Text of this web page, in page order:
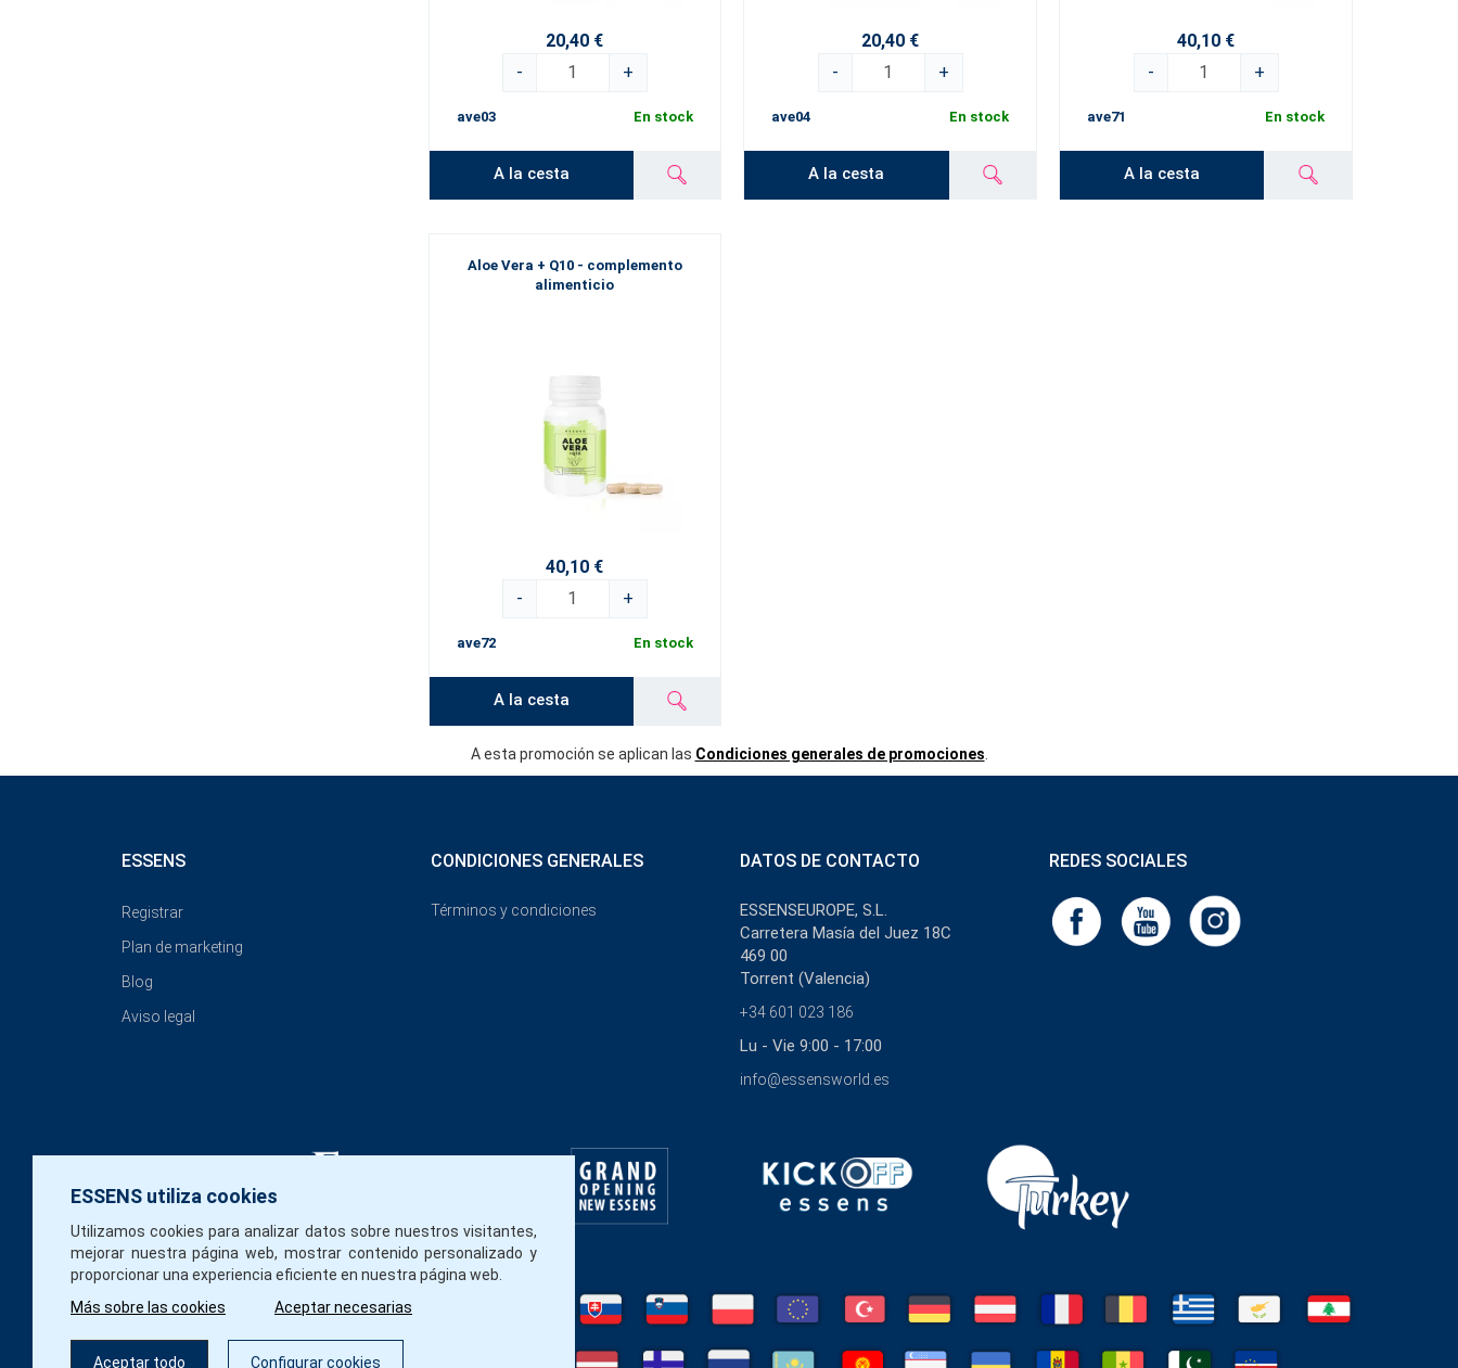
20,40 €
-
+
ave03 En stock
A la cesta
20,40 €
-
+
ave04 En stock
A la cesta
40,10 €
-
+
ave71 En stock
A la cesta
Aloe Vera + Q10 - complemento
alimenticio
40,10 €
-
+
ave72 En stock
A la cesta
A esta promoción se aplican las Condiciones generales de promociones
ESSENS utiliza cookies
Utilizamos cookies para analizar datos sobre nuestros visitantes,
mejorar nuestra página web, mostrar contenido personalizado y
proporcionar una experiencia eficiente en nuestra página web.
Más sobre las cookies
Aceptar necesarias
Aceptar todo Configurar cookies
ESSENS
Registrar
Plan de marketing
Blog
Aviso legal
CONDICIONES GENERALES
Términos y condiciones
DATOS DE CONTACTO
ESSENSEUROPE, S.L.
Carretera Masía del Juez 18C
469 00
Torrent (Valencia)
+34 601 023 186
Lu - Vie 9:00 - 17:00
info@essensworld.es
REDES SOCIALES